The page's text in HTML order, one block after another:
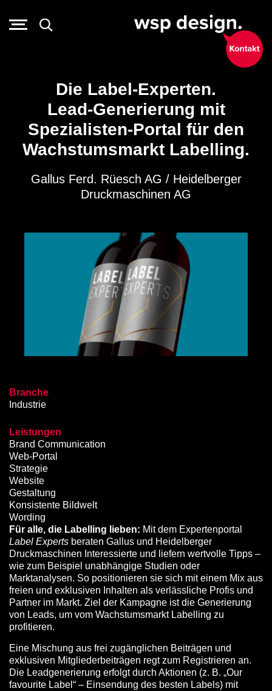
Die Label-Experten.
Lead-Generierung mit
Spezialisten-Portal für den
Wachstumsmarkt Labelling.
Gallus Ferd. Rüesch AG / Heidelberger
Druckmaschinen AG
Branche
Industrie
Leistungen
Brand Communication
Web-Portal
Strategie
Website
Gestaltung
Konsistente Bildwelt
Wording
Für alle, die Labelling lieben: Mit dem Expertenportal
Label Experts beraten Gallus und Heidelberger
Druckmaschinen Interessierte und liefern wertvolle Tipps –
wie zum Beispiel unabhängige Studien oder
Marktanalysen. So positionieren sie sich mit einem Mix aus
freien und exklusiven Inhalten als verlässliche Profis und
Partner im Markt. Ziel der Kampagne ist die Generierung
von Leads, um vom Wachstumsmarkt Labelling zu
profitieren.
Eine Mischung aus frei zugänglichen Beiträgen und
exklusiven Mitgliederbeiträgen regt zum Registrieren an.
Die Leadgenerierung erfolgt durch Aktionen (z. B. „Our
favourite Label“ – Einsendung des besten Labels) mit